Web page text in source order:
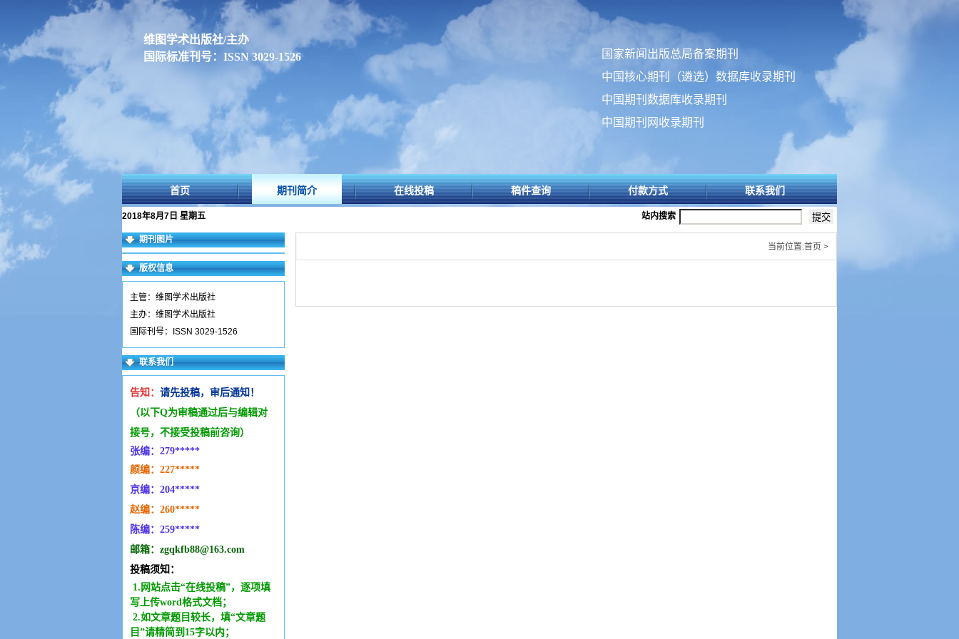
维图学术出版社/主办
国际标准刊号：ISSN 3029-1526
国家新闻出版总局备案期刊
中国核心期刊（遴选）数据库收录期刊
中国期刊数据库收录期刊
中国期刊网收录期刊
首页 期刊简介 在线投稿 稿件查询 付款方式 联系我们
2018年8月7日 星期五 站内搜索
期刊图片
版权信息
主管：维图学术出版社
主办：维图学术出版社
国际刊号：ISSN 3029-1526
联系我们
告知： 请先投稿，审后通知！
（以下Q为审稿通过后与编辑对
接号，不接受投稿前咨询）
张编：279*****
颜编：227*****
京编：204*****
赵编：260*****
陈编：259*****
邮箱：zgqkfb88@163.com
投稿须知：
1.网站点击“在线投稿”，逐项填
写上传word格式文档；
2.如文章题目较长，填“文章题
目”请精简到15字以内；
当前位置:首页 >